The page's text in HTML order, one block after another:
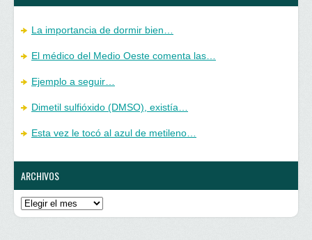
La importancia de dormir bien…
El médico del Medio Oeste comenta las…
Ejemplo a seguir…
Dimetil sulfióxido (DMSO), existía…
Esta vez le tocó al azul de metileno…
ARCHIVOS
Archivos